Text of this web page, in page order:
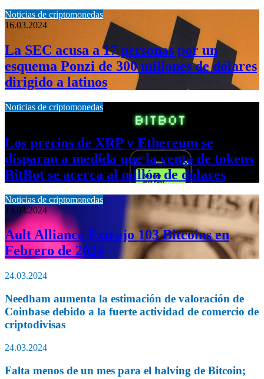
Noticias de criptomonedas
16.03.2024
La SEC acusa a 17 personas por un
esquema Ponzi de 300 millones de dólares
dirigido a latinos
Noticias de criptomonedas
Los precios de XRP y Ethereum se
disparan a medida que la venta de tokens
BitBot se acerca al millón de dólares
Noticias de criptomonedas
13.03.2024
Ault Alliance Extrajo 103 Bitcoins en
Febrero de 2024
24.03.2024
Needham aumenta la estimación de valoración de
Coinbase debido a la fuerte actividad de comercio de
criptodivisas
24.03.2024
Falta menos de un mes para el halving de Bitcoin;